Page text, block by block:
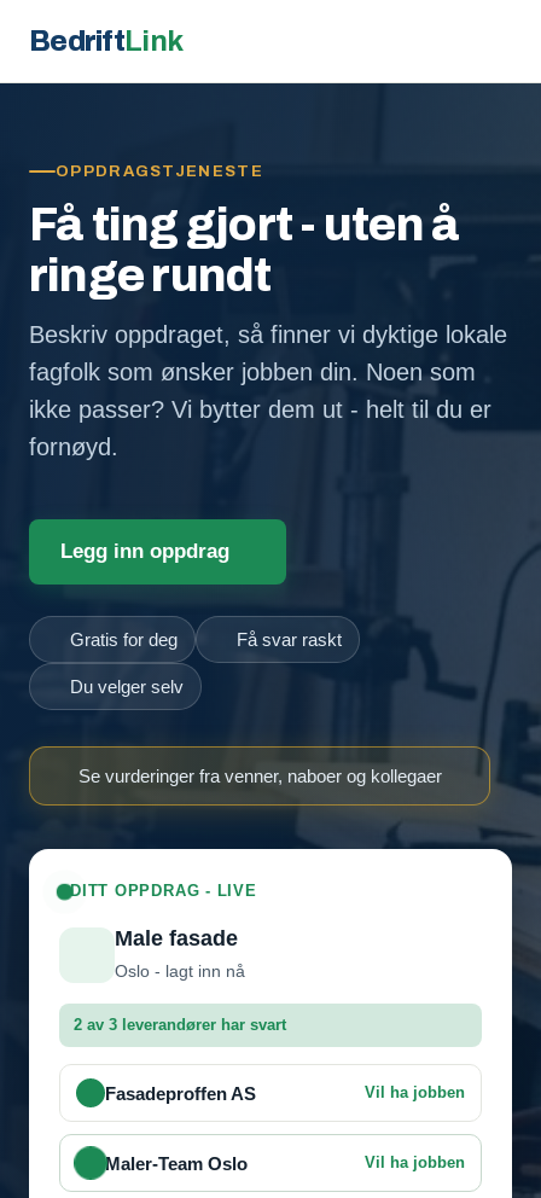
BedriftLink
OPPDRAGSTJENESTE
Få ting gjort - uten å
ringe rundt
Beskriv oppdraget, så finner vi dyktige lokale
fagfolk som ønsker jobben din. Noen som
ikke passer? Vi bytter dem ut - helt til du er
fornøyd.
Legg inn oppdrag
Gratis for deg Få svar raskt
Du velger selv
Se vurderinger fra venner, naboer og kollegaer
DITT OPPDRAG - LIVE
Male fasade
Oslo - lagt inn nå
2 av 3 leverandører har svart
Fasadeproffen AS Vil ha jobben
Maler-Team Oslo Vil ha jobben